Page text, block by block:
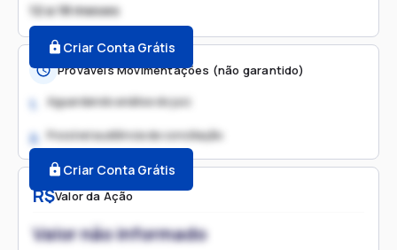
R$Valor da Ação
Valor não informado
12 a 18 meses
Criar Conta Grátis
Prováveis Movimentações (não garantido)
1. Aguardando análise do juiz
2. Possível audiência de conciliação
Criar Conta Grátis